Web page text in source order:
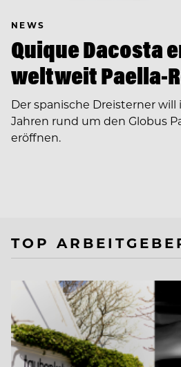
NEWS
Quique Dacosta
weltweit Paella-
Der spanische Dreisterner
Jahren rund um den Globus
eröffnen.
TOP